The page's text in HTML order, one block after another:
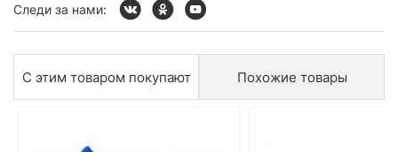
Следи за нами:
С этим товаром покупают Похожие товары